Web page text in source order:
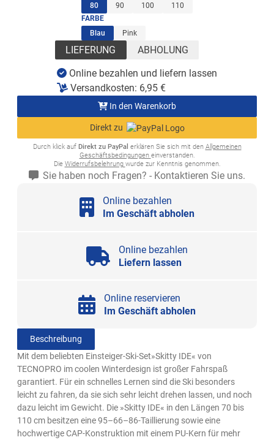
80(ausgewählt)
90 100
110
FARBE
Blau(ausgewählt)
Pink
LIEFERUNG ABHOLUNG
Online bezahlen und liefern lassen
Versandkosten: 6,95 €
In den Warenkorb
Direkt zu
Durch klick auf Direkt zu PayPal erklären Sie sich mit den Allgemeinen
Geschäftsbedingungen einverstanden.
Die Widerrufsbelehrung wurde zur Kenntnis genommen.
Sie haben noch Fragen? - Kontaktieren Sie uns.
Online bezahlen
Im Geschäft abholen
Online bezahlen
Liefern lassen
Online reservieren
Im Geschäft abholen
Beschreibung
Mit dem beliebten Einsteiger-Ski-Set»Skitty IDE« von
TECNOPRO im coolen Winterdesign ist großer Fahrspaß
garantiert. Für ein schnelles Lernen sind die Ski besonders
leicht zu fahren, da sie sich sehr leicht drehen lassen, und noch
dazu leicht im Gewicht. Die »Skitty IDE« in den Längen 70 bis
110 cm besitzen eine 95–66–86-Taillierung sowie eine
hochwertige CAP-Konstruktion mit einem PU-Kern für mehr